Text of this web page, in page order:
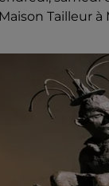
Tailleur